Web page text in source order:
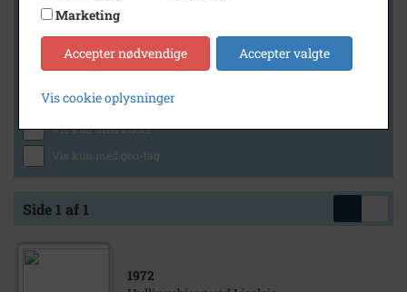
Generelt
Vis kun med billeder
Vis kun med lydklip
Vis kun med kilder
Vis kun med geo-tag
Side 1 af 1
1972
Marketing
Accepter nødvendige Accepter valgte
Vis cookie oplysninger